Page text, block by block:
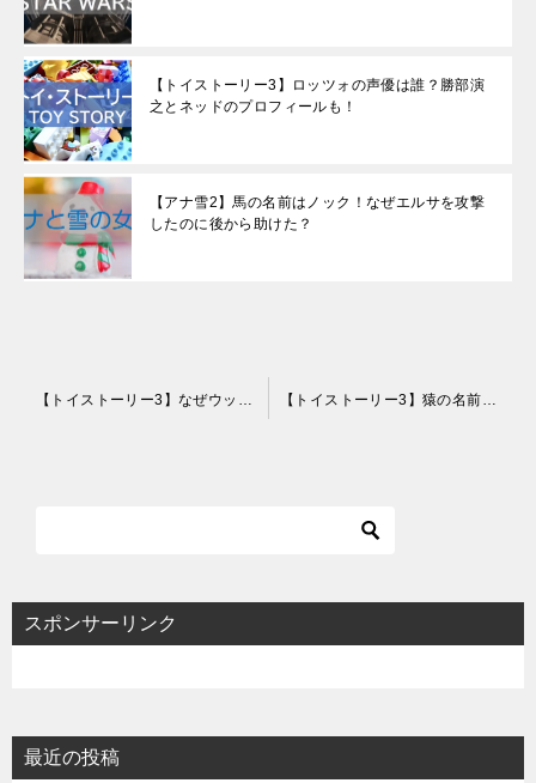
【トイストーリー3】ロッツォの声優は誰？勝部演
之とネッドのプロフィールも！
【アナ雪2】馬の名前はノック！なぜエルサを攻撃
したのに後から助けた？
シ
【トイストーリー3】なぜウッディはアンディと引っ越さず仲間を選んだ？4つの理由を解説！ 【トイストーリー3】猿の名前はスージーとシンバルの２つ？復刻版が販売中！
スポンサーリンク
最近の投稿